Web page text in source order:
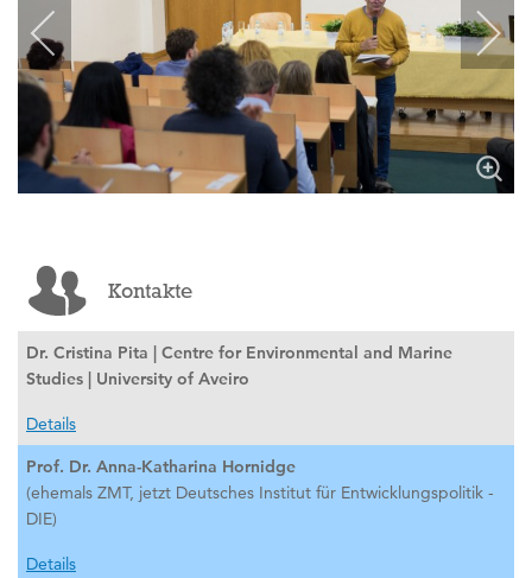
Kontakte
Dr. Cristina Pita | Centre for Environmental and Marine
Studies | University of Aveiro
Details
Prof. Dr. Anna-Katharina Hornidge
(ehemals ZMT, jetzt Deutsches Institut für Entwicklungspolitik -
DIE)
Details